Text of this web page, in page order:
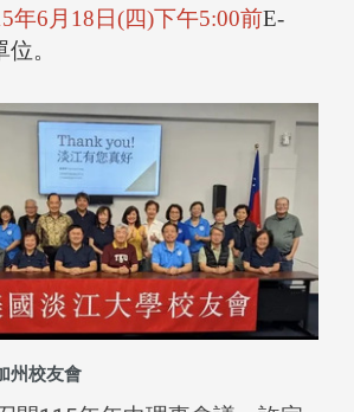
年6 月 18日(四)下午5:00前E-
。
州校友會